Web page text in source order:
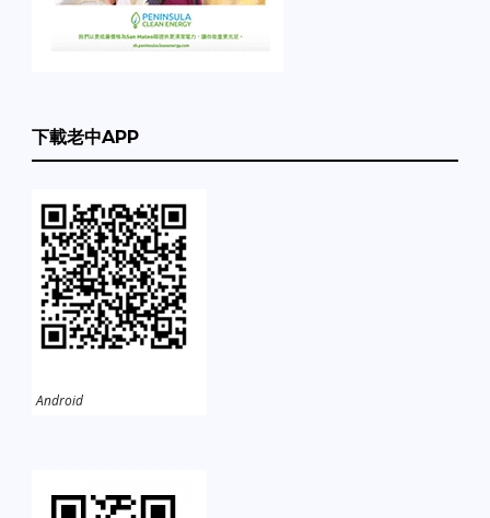
下載老中APP
Android